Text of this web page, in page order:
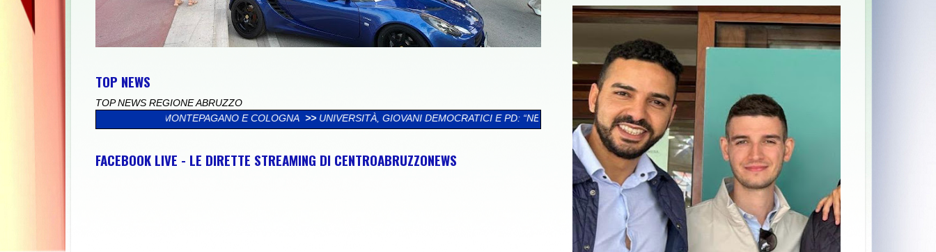
TOP NEWS
TOP NEWS REGIONE ABRUZZO
A MONTEPAGANO E COLOGNA >> UNIVERSITÀ, GIOVANI DEMOCRATICI E PD: “NESSUN TRIONFALISMO. IL GOVERNO CONTINUA A SOTTOFINANZIARE GLI ATENEI E L’ABRUZZO RESTA FERMO”
FACEBOOK LIVE - LE DIRETTE STREAMING DI CENTROABRUZZONEWS